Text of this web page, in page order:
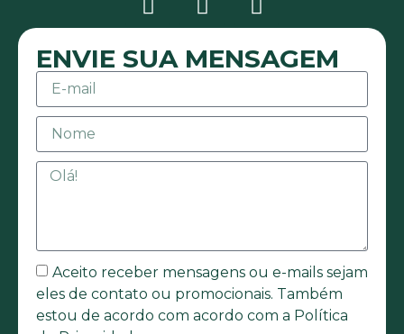
ENVIE SUA MENSAGEM
Aceito receber mensagens ou e-mails sejam
eles de contato ou promocionais. Também
estou de acordo com acordo com a Política